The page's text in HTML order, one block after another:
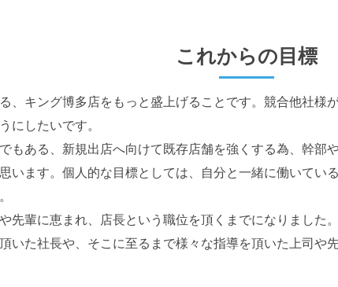
これからの目標
、キング博多店をもっと盛上げることです。競合他社様
にしたいです。
もある、新規出店へ向けて既存店舗を強くする為、幹部
います。個人的な目標としては、自分と一緒に働いてい
先輩に恵まれ、店長という職位を頂くまでになりました
いた社長や、そこに至るまで様々な指導を頂いた上司や